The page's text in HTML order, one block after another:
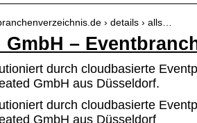
› details › alls…
GmbH –
durch cloudbasierte
GmbH aus Düsseldorf.
durch cloudbasierte
GmbH aus Düsseldorf